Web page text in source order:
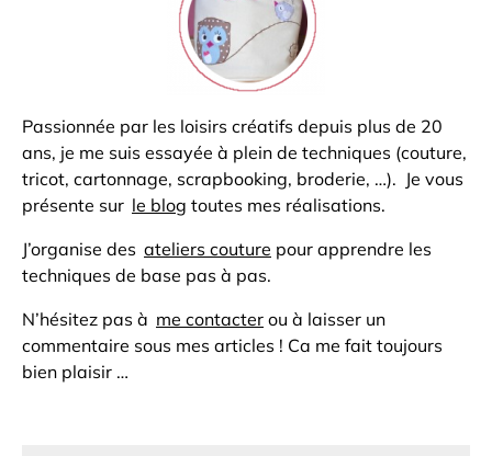
Passionnée par les loisirs créatifs depuis plus de 20
ans, je me suis essayée à plein de techniques (couture,
tricot, cartonnage, scrapbooking, broderie, …). Je vous
présente sur le blog toutes mes réalisations.
J’organise des ateliers couture pour apprendre les
techniques de base pas à pas.
N’hésitez pas à me contacter ou à laisser un
commentaire sous mes articles ! Ca me fait toujours
bien plaisir …